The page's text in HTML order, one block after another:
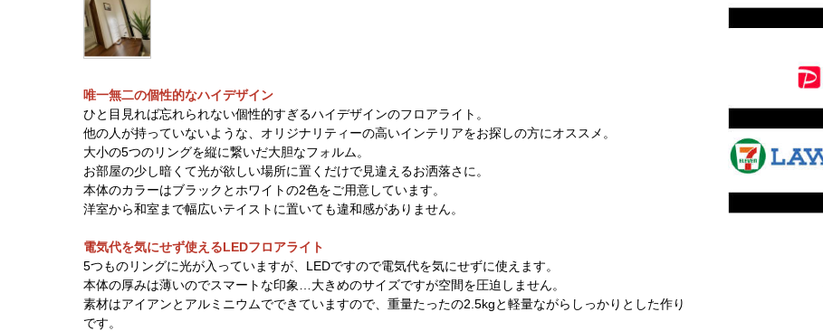
唯一無二の個性的なハイデザイン
ひと目見れば忘れられない個性的すぎるハイデザインのフロアライト。
他の人が持っていないような、オリジナリティーの高いインテリアをお探しの方にオススメ。
大小の5つのリングを縦に繋いだ大胆なフォルム。
お部屋の少し暗くて光が欲しい場所に置くだけで見違えるお洒落さに。
本体のカラーはブラックとホワイトの2色をご用意しています。
洋室から和室まで幅広いテイストに置いても違和感がありません。
電気代を気にせず使えるLEDフロアライト
5つものリングに光が入っていますが、LEDですので電気代を気にせずに使えます。
本体の厚みは薄いのでスマートな印象…大きめのサイズですが空間を圧迫しません。
素材はアイアンとアルミニウムでできていますので、重量たったの2.5kgと軽量ながらしっかりとした作り
です。